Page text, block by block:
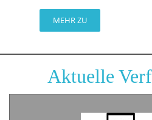
MEHR ZU
Aktuelle